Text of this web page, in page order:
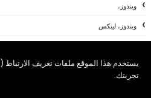
تجربتك.
ويندوز،
ويندوز، لينكس
يوتيوب